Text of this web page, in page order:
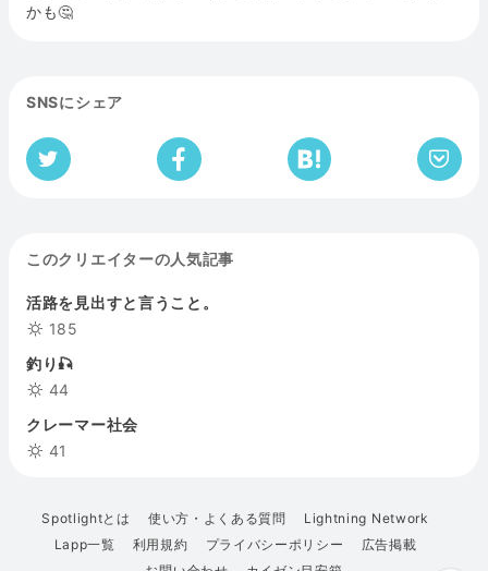
かも🤔
SNSにシェア
このクリエイターの人気記事
活路を見出すと言うこと。
185
釣り🎣
44
クレーマー社会
41
Spotlightとは 使い方・よくある質問
Lightning Network
Lapp一覧
利用規約 プライバシーポリシー
広告掲載